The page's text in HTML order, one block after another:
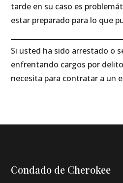
tarde en su caso es
estar preparado para lo que
Si usted ha sido arrestado o
enfrentando cargos por
necesita para contratar a un
Condado de Cherokee